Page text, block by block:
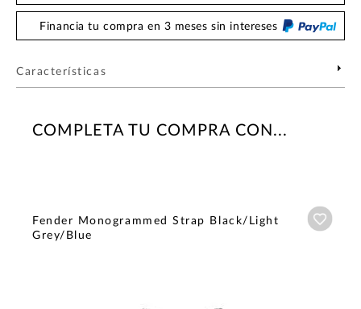
Financia tu compra en 3 meses sin intereses
Características
COMPLETA TU COMPRA CON...
Fender Monogrammed Strap Black/Light
Grey/Blue